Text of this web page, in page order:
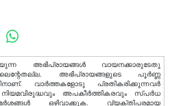
അഭിപ്രായങ്ങള്‍ വായനക്കാരുടേതു
അഭിപ്രായങ്ങളുടെ പൂർണ്ണ
വാര്‍ത്തകളോടു പ്രതികരിക്കുന്നവര്‍
അപകീര്‍ത്തികരവും സ്പര്‍ധ
ഒഴിവാക്കുക. വ്യക്തിപരമായ